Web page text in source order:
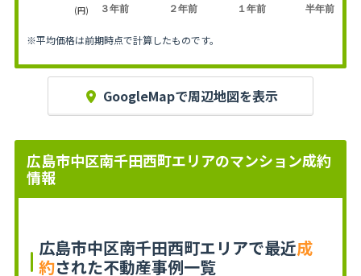
３年前 ２年前 １年前 半年前
(円)
※平均価格は前期時点で計算したものです。
GoogleMapで周辺地図を表示
広島市中区南千田西町エリアのマンション成約
情報
広島市中区南千田西町エリアで最近成
約された不動産事例一覧